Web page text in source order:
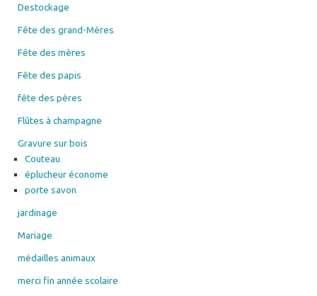
Destockage
Fête des grand-Mères
Fête des mères
Fête des papis
fête des pères
Flûtes à champagne
Gravure sur bois
Couteau
éplucheur économe
porte savon
jardinage
Mariage
médailles animaux
merci fin année scolaire